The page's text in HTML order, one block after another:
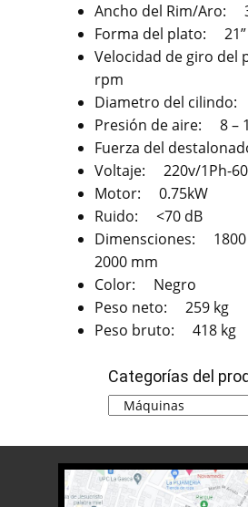
Ancho del Rim/Aro:
Forma del plato:
Velocidad de giro
rpm
Diametro del
Presión de aire: 8 –
Fuerza del
Voltaje: 220v/1Ph-
Motor: 0.75kW
Ruido: <70 dB
Dimensciones: 1800
2000 mm
Color: Negro
Peso neto: 259 kg
Peso bruto: 418 kg
Categorías del